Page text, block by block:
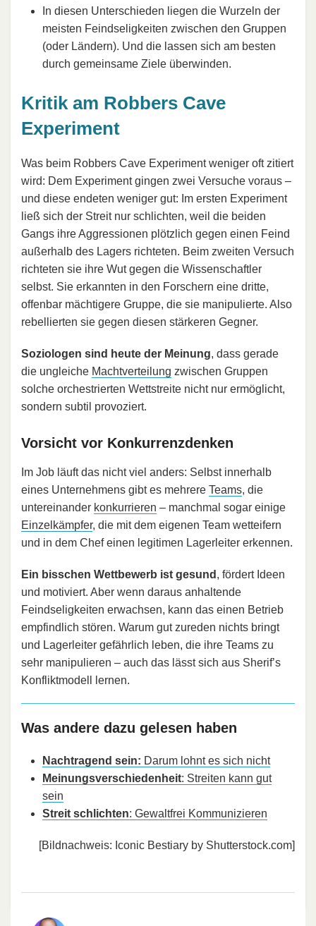
In diesen Unterschieden liegen die Wurzeln der
meisten Feindseligkeiten zwischen den Gruppen
(oder Ländern). Und die lassen sich am besten
durch gemeinsame Ziele überwinden.
Kritik am Robbers Cave
Experiment
Was beim Robbers Cave Experiment weniger oft zitiert
wird: Dem Experiment gingen zwei Versuche voraus –
und diese endeten weniger gut: Im ersten Experiment
ließ sich der Streit nur schlichten, weil die beiden
Gangs ihre Aggressionen plötzlich gegen einen Feind
außerhalb des Lagers richteten. Beim zweiten Versuch
richteten sie ihre Wut gegen die Wissenschaftler
selbst. Sie erkannten in den Forschern eine dritte,
offenbar mächtigere Gruppe, die sie manipulierte. Also
rebellierten sie gegen diesen stärkeren Gegner.
Soziologen sind heute der Meinung, dass gerade
die ungleiche Machtverteilung zwischen Gruppen
solche orchestrierten Wettstreite nicht nur ermöglicht,
sondern subtil provoziert.
Vorsicht vor Konkurrenzdenken
Im Job läuft das nicht viel anders: Selbst innerhalb
eines Unternehmens gibt es mehrere Teams, die
untereinander konkurrieren – manchmal sogar einige
Einzelkämpfer, die mit dem eigenen Team wetteifern
und in dem Chef einen legitimen Lagerleiter erkennen.
Ein bisschen Wettbewerb ist gesund , fördert Ideen
und motiviert. Aber wenn daraus anhaltende
Feindseligkeiten erwachsen, kann das einen Betrieb
empfindlich stören. Warum gut zureden nichts bringt
und Lagerleiter gefährlich leben, die ihre Teams zu
sehr manipulieren – auch das lässt sich aus Sherif’s
Konfliktmodell lernen.
Was andere dazu gelesen haben
Nachtragend sein: Darum lohnt es sich nicht
Meinungsverschiedenheit: Streiten kann gut
sein
Streit schlichten: Gewaltfrei Kommunizieren
[Bildnachweis: Iconic Bestiary by Shutterstock.com]